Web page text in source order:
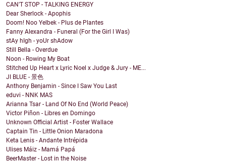
CAN'T STOP - TALKING ENERGY
Dear Sherlock - Apophis
Doom! Noo Yelbek - Plus de Plantes
Fanny Alexandra - Funeral (For the Girl I Was)
stAy hIgh - yoUr shAdow
Still Bella - Overdue
Noon - Rowing My Boat
Stitched Up Heart x Lyric Noel x Judge & Jury - ME...
JI BLUE - 景色
Anthony Benjamin - Since I Saw You Last
eduvi - NNK MAS
Arianna Tsar - Land Of No End (World Peace)
Victor Piñon - Libres en Domingo
Unknown Official Artist - Foster Wallace
Captain Tin - Little Onion Maradona
Keta Lenis - Andante Intrépida
Ulises Máiz - Mamá Papá
BeerMaster - Lost in the Noise